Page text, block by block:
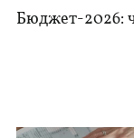
Бюджет-2026: